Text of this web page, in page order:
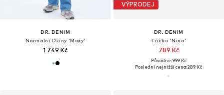
DR. DENIM
Normální Džíny 'Moxy'
1 749 Kč
VÝPRODEJ
DR. DENIM
Tričko 'Nina'
789 Kč
Původně: 999 Kč
Poslední nejnižší cena:289 Kč